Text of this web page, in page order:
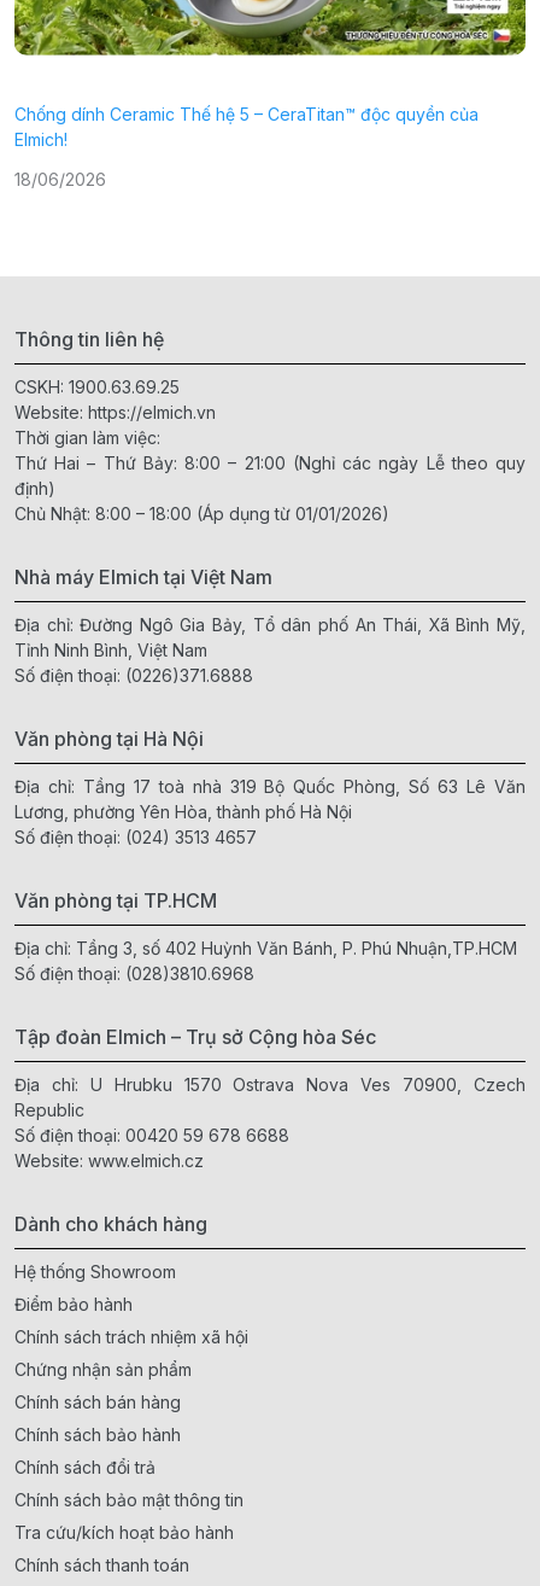
Chống dính Ceramic Thế hệ 5 – CeraTitan™ độc quyền của
Elmich!
18/06/2026
Thông tin liên hệ
CSKH: 1900.63.69.25
Website: https://elmich.vn
Thời gian làm việc:
Thứ Hai – Thứ Bảy: 8:00 – 21:00 (Nghỉ các ngày Lễ theo quy
định)
Chủ Nhật: 8:00 – 18:00 (Áp dụng từ 01/01/2026)
Nhà máy Elmich tại Việt Nam
Địa chỉ: Đường Ngô Gia Bảy, Tổ dân phố An Thái, Xã Bình Mỹ,
Tỉnh Ninh Bình, Việt Nam
Số điện thoại: (0226)371.6888
Văn phòng tại Hà Nội
Địa chỉ: Tầng 17 toà nhà 319 Bộ Quốc Phòng, Số 63 Lê Văn
Lương, phường Yên Hòa, thành phố Hà Nội
Số điện thoại: (024) 3513 4657
Văn phòng tại TP.HCM
Địa chỉ: Tầng 3, số 402 Huỳnh Văn Bánh, P. Phú Nhuận,TP.HCM
Số điện thoại: (028)3810.6968
Tập đoàn Elmich – Trụ sở Cộng hòa Séc
Địa chỉ: U Hrubku 1570 Ostrava Nova Ves 70900, Czech
Republic
Số điện thoại: 00420 59 678 6688
Website: www.elmich.cz
Dành cho khách hàng
Hệ thống Showroom
Điểm bảo hành
Chính sách trách nhiệm xã hội
Chứng nhận sản phẩm
Chính sách bán hàng
Chính sách bảo hành
Chính sách đổi trả
Chính sách bảo mật thông tin
Tra cứu/kích hoạt bảo hành
Chính sách thanh toán